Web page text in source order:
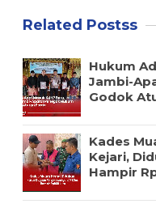
Related Postss
Hukum
Jambi-
Godok
Kades
Kejari,
Hampir